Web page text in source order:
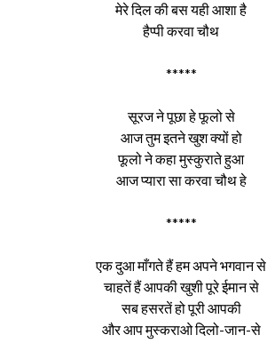
मेरे दिल की बस यही आशा है
हैप्पी करवा चौथ
*****
सूरज ने पूछा हे फूलो से
आज तुम इतने खुश क्यों हो
फूलो ने कहा मुस्कुराते हुआ
आज प्यारा सा करवा चौथ हे
*****
एक दुआ माँगते हैं हम अपने भगवान से
चाहतें हैं आपकी खुशी पूरे ईमान से
सब हसरतें हो पूरी आपकी
और आप मुस्कराओ दिलो-जान-से